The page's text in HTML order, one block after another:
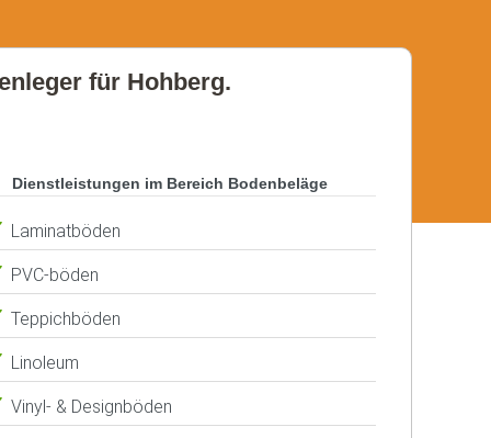
für Hohberg.
Dienstleistungen im Bereich Bodenbeläge
Laminatböden
PVC-böden
Teppichböden
Linoleum
Vinyl- & Designböden